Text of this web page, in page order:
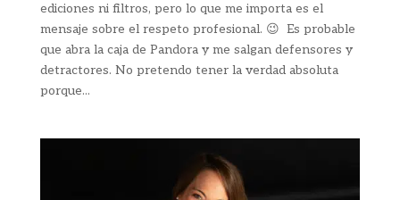
ediciones ni filtros, pero lo que me importa es el
mensaje sobre el respeto profesional. 😉 Es probable
que abra la caja de Pandora y me salgan defensores y
detractores. No pretendo tener la verdad absoluta
porque...